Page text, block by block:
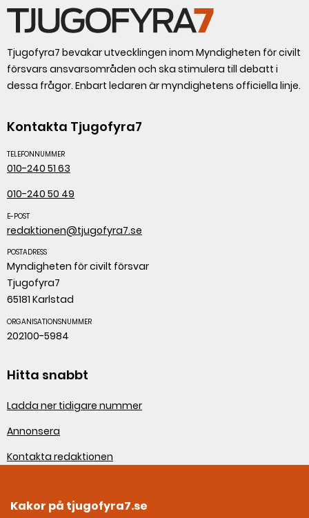
Tjugofyra7 bevakar utvecklingen inom Myndigheten för civilt
försvars ansvarsområden och ska stimulera till debatt i
dessa frågor. Enbart ledaren är myndighetens officiella linje.
Kontakta Tjugofyra7
TELEFONNUMMER
010-240 51 63
010-240 50 49
E-POST
redaktionen@tjugofyra7.se
POSTADRESS
Myndigheten för civilt försvar
Tjugofyra7
65181 Karlstad
ORGANISATIONSNUMMER
202100-5984
Hitta snabbt
Ladda ner tidigare nummer
Annonsera
Kontakta redaktionen
Kakor på tjugofyra7.se